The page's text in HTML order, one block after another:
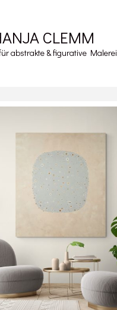
CLEMM
abstrakte & figurative Malerei